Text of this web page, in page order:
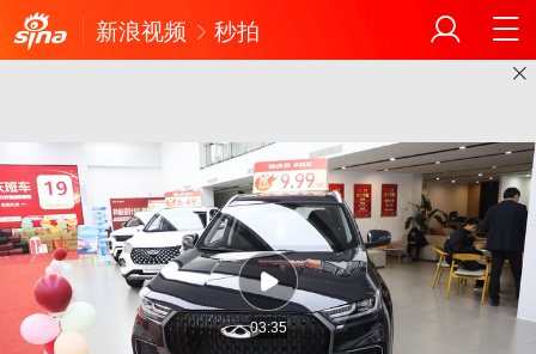
新浪视频 秒拍
03:35